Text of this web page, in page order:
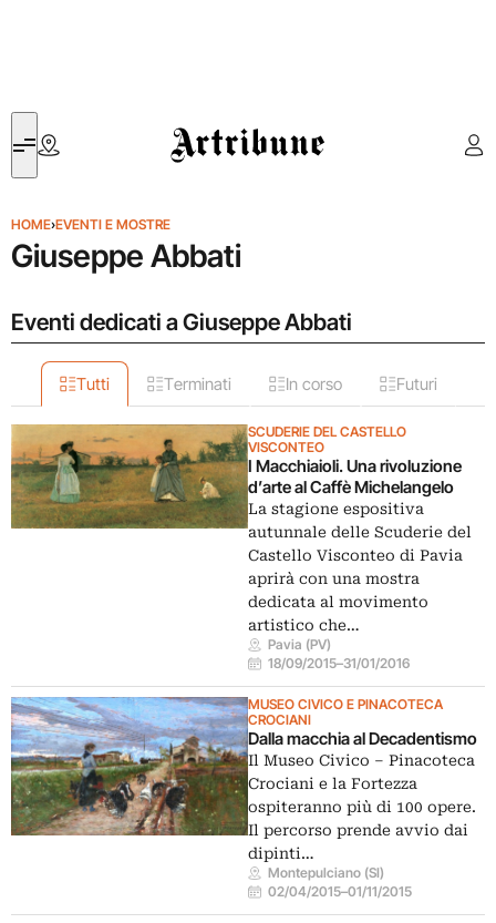
Artribune
HOME›EVENTI E MOSTRE
Giuseppe Abbati
Eventi dedicati a Giuseppe Abbati
Tutti Terminati In corso Futuri
SCUDERIE DEL CASTELLO
VISCONTEO
I Macchiaioli. Una rivoluzione
d’arte al Caffè Michelangelo
La stagione espositiva
autunnale delle Scuderie del
Castello Visconteo di Pavia
aprirà con una mostra
dedicata al movimento
artistico che…
Pavia (PV)
18/09/2015–31/01/2016
MUSEO CIVICO E PINACOTECA
CROCIANI
Dalla macchia al Decadentismo
Il Museo Civico – Pinacoteca
Crociani e la Fortezza
ospiteranno più di 100 opere.
Il percorso prende avvio dai
dipinti…
Montepulciano (SI)
02/04/2015–01/11/2015